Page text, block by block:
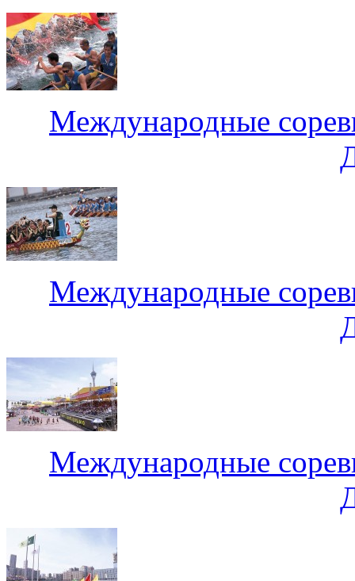
Международные
Международные
Международные